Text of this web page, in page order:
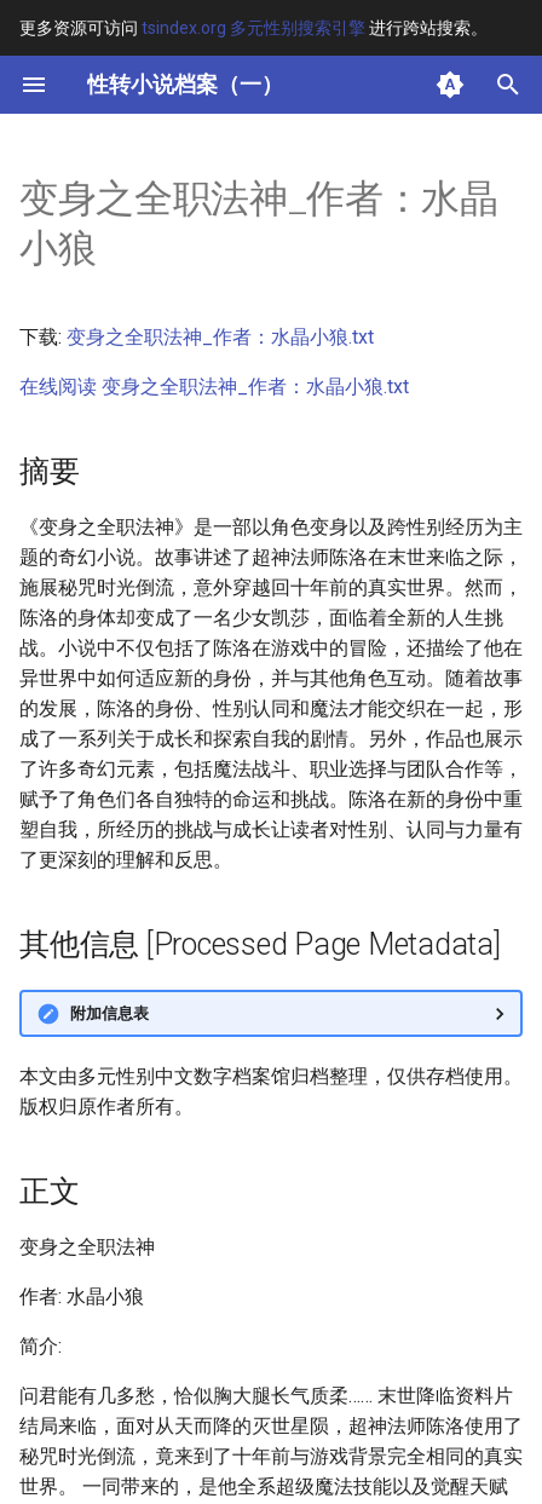
更多资源可访问 tsindex.org 多元性别搜索引擎进行跨站搜索。
性转小说档案（一）
键
开
始
索
其他信息 [Processed Page
Metadata]
变身之全职法神_作者：水晶
小狼
下载: 变身之全职法神_作者：水晶小狼.txt
在线阅读 变身之全职法神_作者：水晶小狼.txt
摘要
《变身之全职法神》是一部以角色变身以及跨性别经历为主
题的奇幻小说。故事讲述了超神法师陈洛在末世来临之际，
施展秘咒时光倒流，意外穿越回十年前的真实世界。然而，
陈洛的身体却变成了一名少女凯莎，面临着全新的人生挑
战。小说中不仅包括了陈洛在游戏中的冒险，还描绘了他在
异世界中如何适应新的身份，并与其他角色互动。随着故事
的发展，陈洛的身份、性别认同和魔法才能交织在一起，形
成了一系列关于成长和探索自我的剧情。另外，作品也展示
了许多奇幻元素，包括魔法战斗、职业选择与团队合作等，
赋予了角色们各自独特的命运和挑战。陈洛在新的身份中重
塑自我，所经历的挑战与成长让读者对性别、认同与力量有
了更深刻的理解和反思。
其他信息 [Processed Page Metadata]
附加信息表
本文由多元性别中文数字档案馆归档整理，仅供存档使用。
版权归原作者所有。
正文
变身之全职法神
作者: 水晶小狼
简介:
问君能有几多愁，恰似胸大腿长气质柔…… 末世降临资料片
结局来临，面对从天而降的灭世星陨，超神法师陈洛使用了
秘咒时光倒流，竟来到了十年前与游戏背景完全相同的真实
世界。 一同带来的，是他全系超级魔法技能以及觉醒天赋